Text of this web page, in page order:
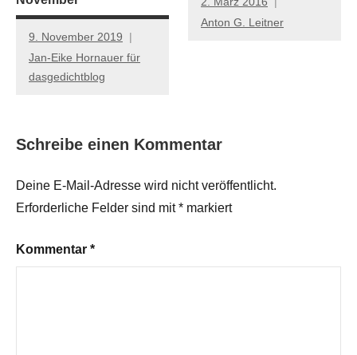
9. November 2019
Jan-Eike Hornauer für
dasgedichtblog
Anton G. Leitner
Schreibe einen Kommentar
Deine E-Mail-Adresse wird nicht veröffentlicht.
Erforderliche Felder sind mit* markiert
Kommentar *